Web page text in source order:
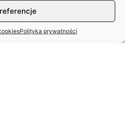
Polityka prywatności